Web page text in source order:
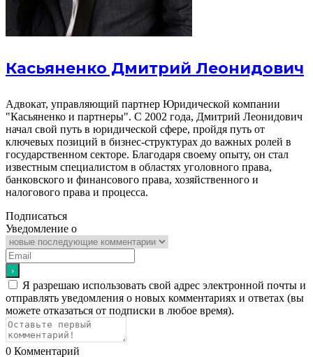
Касьяненко Дмитрий Леонидович
Адвокат, управляющий партнер Юридической компании
"Касьяненко и партнеры". С 2002 года, Дмитрий Леонидович
начал свой путь в юридической сфере, пройдя путь от
ключевых позиций в бизнес-структурах до важных ролей в
государственном секторе. Благодаря своему опыту, он стал
известным специалистом в областях уголовного права,
банковского и финансового права, хозяйственного и
налогового права и процесса.
Подписаться
Уведомление о
Я разрешаю использовать свой адрес электронной почты и
отправлять уведомления о новых комментариях и ответах (вы
можете отказаться от подписки в любое время).
0 Комментарий